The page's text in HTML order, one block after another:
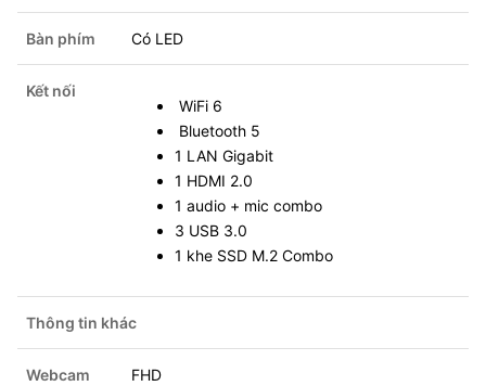
Bàn phím Có LED
Kết nối
WiFi 6
Bluetooth 5
1 LAN Gigabit
1 HDMI 2.0
1 audio + mic combo
3 USB 3.0
1 khe SSD M.2 Combo
Thông tin khác
Webcam FHD